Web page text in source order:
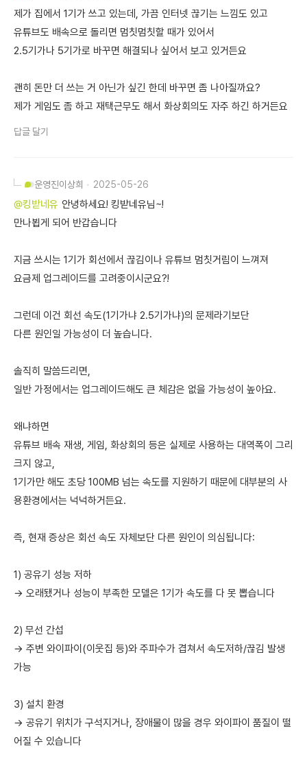
제가 집에서 1기가 쓰고 있는데, 가끔 인터넷 끊기는 느낌도 있고
유튜브도 배속으로 돌리면 멈칫멈칫할 때가 있어서
2.5기가나 5기가로 바꾸면 해결되나 싶어서 보고 있거든요
괜히 돈만 더 쓰는 거 아닌가 싶긴 한데 바꾸면 좀 나아질까요?
제가 게임도 좀 하고 재택근무도 해서 화상회의도 자주 하긴 하거든요
답글 달기
운영진이상희 2025-05-26
@킹받네유 안녕하세요! 킹받네유님~!
만나뵙게 되어 반갑습니다
지금 쓰시는 1기가 회선에서 끊김이나 유튜브 멈칫거림이 느껴져
요금제 업그레이드를 고려중이시군요?!
그런데 이건 회선 속도(1기가냐 2.5기가냐)의 문제라기보단
다른 원인일 가능성이 더 높습니다.
솔직히 말씀드리면,
일반 가정에서는 업그레이드해도 큰 체감은 없을 가능성이 높아요.
왜냐하면
유튜브 배속 재생, 게임, 화상회의 등은 실제로 사용하는 대역폭이 그리
크지 않고,
1기가만 해도 초당 100MB 넘는 속도를 지원하기 때문에 대부분의 사
용환경에서는 넉넉하거든요.
즉, 현재 증상은 회선 속도 자체보단 다른 원인이 의심됩니다:
1) 공유기 성능 저하
→ 오래됐거나 성능이 부족한 모델은 1기가 속도를 다 못 뽑습니다
2) 무선 간섭
→ 주변 와이파이(이웃집 등)와 주파수가 겹쳐서 속도저하/끊김 발생
가능
3) 설치 환경
→ 공유기 위치가 구석지거나, 장애물이 많을 경우 와이파이 품질이 떨
어질 수 있습니다